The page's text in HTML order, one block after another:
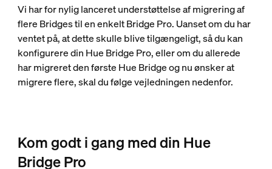
Vi har for nylig lanceret understøttelse af migrering af
flere Bridges til en enkelt Bridge Pro. Uanset om du har
ventet på, at dette skulle blive tilgængeligt, så du kan
konfigurere din Hue Bridge Pro, eller om du allerede
har migreret den første Hue Bridge og nu ønsker at
migrere flere, skal du følge vejledningen nedenfor.
Kom godt i gang med din Hue
Bridge Pro